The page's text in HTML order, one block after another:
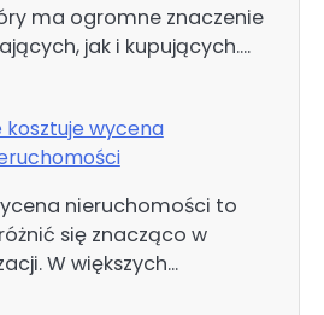
ma ogromne znaczenie
jak i kupujących.…
kosztuje wycena
nieruchomości to
się znacząco w
W większych…